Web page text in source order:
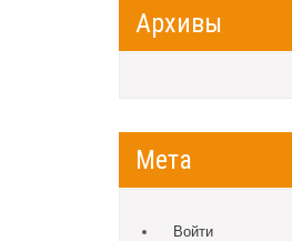
Архивы
Мета
Войти